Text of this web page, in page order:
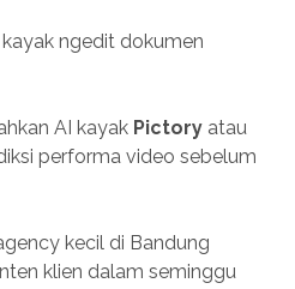
ngedit dokumen
AI kayak Pictoryatau
performa video sebelum
kecil di Bandung
klien dalam seminggu